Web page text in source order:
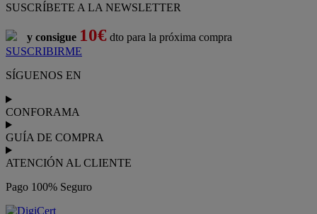
SUSCRÍBETE A LA NEWSLETTER
y consigue 10€ dto para la próxima compra
SUSCRIBIRME
SÍGUENOS EN
CONFORAMA
GUÍA DE COMPRA
ATENCIÓN AL CLIENTE
Pago 100% Seguro